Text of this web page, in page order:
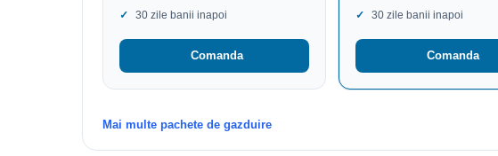
30 zile banii inapoi
Comanda
30 zile banii inapoi
Comanda
Mai multe pachete de gazduire